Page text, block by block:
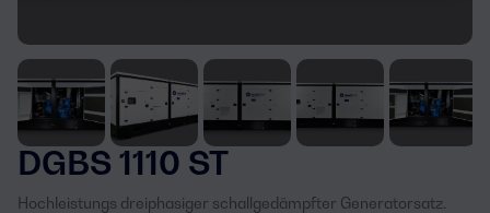
DGBS 1110 ST
Hochleistungs dreiphasiger schallgedämpfter Generatorsatz.